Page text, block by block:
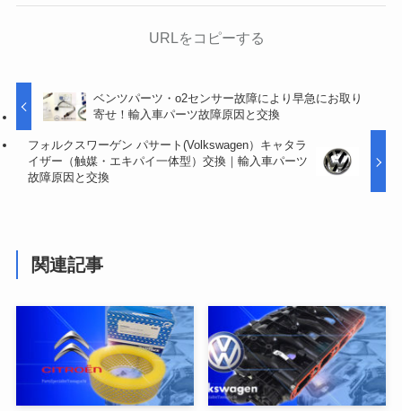
URLをコピーする
ベンツパーツ・o2センサー故障により早急にお取り
寄せ！輸入車パーツ故障原因と交換
フォルクスワーゲン パサート(Volkswagen）キャタラ
イザー（触媒・エキパイ一体型）交換｜輸入車パーツ
故障原因と交換
関連記事